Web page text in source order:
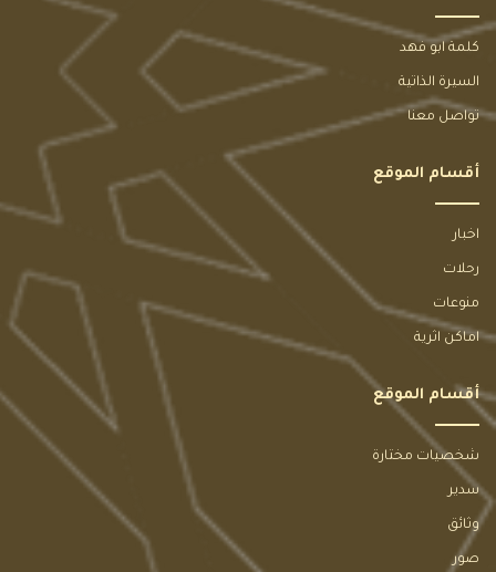
كلمة ابو فهد
السيرة الذاتية
تواصل معنا
أقسام الموقع
اخبار
رحلات
منوعات
اماكن اثرية
أقسام الموقع
شخصيات مختارة
سدير
وثائق
صور